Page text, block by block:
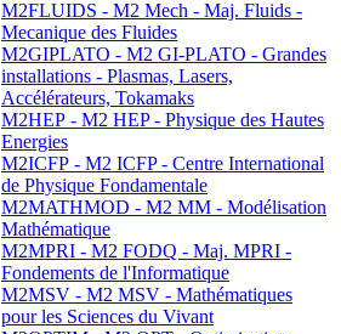
M2FLUIDS - M2 Mech - Maj. Fluids -
Mecanique des Fluides
M2GIPLATO - M2 GI-PLATO - Grandes
installations - Plasmas, Lasers,
Accélérateurs, Tokamaks
M2HEP - M2 HEP - Physique des Hautes
Energies
M2ICFP - M2 ICFP - Centre International
de Physique Fondamentale
M2MATHMOD - M2 MM - Modélisation
Mathématique
M2MPRI - M2 FODQ - Maj. MPRI -
Fondements de l'Informatique
M2MSV - M2 MSV - Mathématiques
pour les Sciences du Vivant